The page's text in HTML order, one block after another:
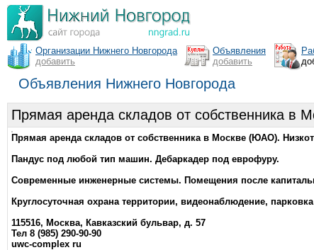
Организации Нижнего Новгорода
добавить
Объявления
добавить
Объявления Нижнего Новгорода
Прямая аренда складов от собственника в
Прямая аренда складов от собственника в Москве (ЮАО).
Пандус под любой тип машин. Дебаркадер под еврофуру.
Современные инженерные системы. Помещения после
Круглосуточная охрана территории, видеонаблюдение,
115516, Москва, Кавказский бульвар, д. 57
Тел 8 (985) 290-90-90
uwc-complex ru